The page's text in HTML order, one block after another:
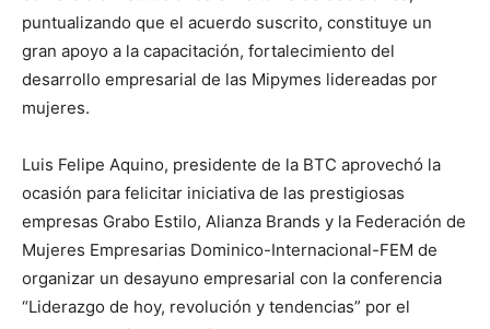
puntualizando que el acuerdo suscrito, constituye un
gran apoyo a la capacitación, fortalecimiento del
desarrollo empresarial de las Mipymes lidereadas por
mujeres.
Luis Felipe Aquino, presidente de la BTC aprovechó la
ocasión para felicitar iniciativa de las prestigiosas
empresas Grabo Estilo, Alianza Brands y la Federación de
Mujeres Empresarias Dominico-Internacional-FEM de
organizar un desayuno empresarial con la conferencia
“Liderazgo de hoy, revolución y tendencias” por el